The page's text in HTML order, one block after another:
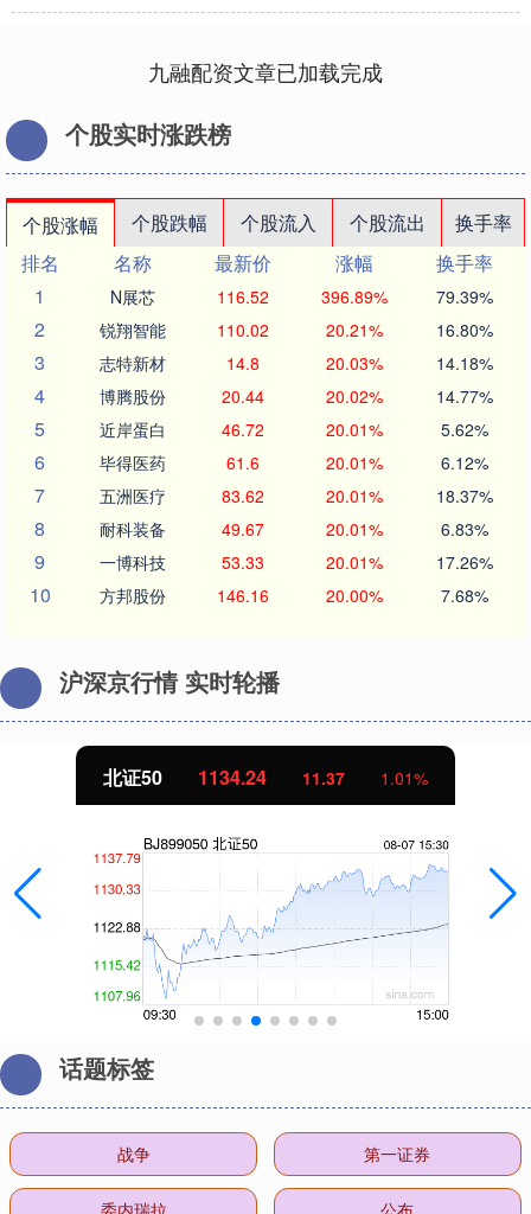
九融配资文章已加载完成
个股实时涨跌榜
个股涨幅 个股跌幅 个股流入 个股流出
换手率
排名
名称 最新价 涨幅
换手率
1
N展芯 116.52 396.89% 79.39%
2 锐翔智能 110.02 20.21% 16.80%
3 志特新材 14.8 20.03% 14.18%
4 博腾股份 20.44 20.02% 14.77%
5 近岸蛋白 46.72 20.01% 5.62%
6 毕得医药 61.6 20.01% 6.12%
7 五洲医疗 83.62 20.01% 18.37%
8 耐科装备 49.67 20.01% 6.83%
9 一博科技 53.33 20.01% 17.26%
10 方邦股份 146.16 20.00% 7.68%
沪深京行情 实时轮播
北证50 1134.24 11.37 1.01%
话题标签
战争 第一证券
委内瑞拉 公布